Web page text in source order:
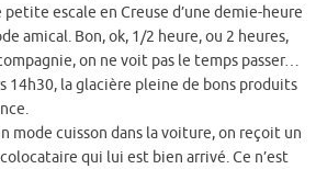
escale en Creuse d’une demie-heure
amical. Bon, ok, 1/2 heure, ou 2 heures,
on ne voit pas le temps passer…
14h30, la glacière pleine de bons produits
mode cuisson dans la voiture, on reçoit un
qui lui est bien arrivé. Ce n’est